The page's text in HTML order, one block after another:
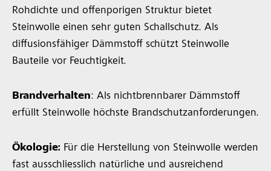
Rohdichte und offenporigen Struktur bietet
Steinwolle einen sehr guten Schallschutz. Als
diffusionsfähiger Dämmstoff schützt Steinwolle
Bauteile vor Feuchtigkeit.
Brandverhalten: Als nichtbrennbarer Dämmstoff
erfüllt Steinwolle höchste Brandschutzanforderungen.
Ökologie: Für die Herstellung von Steinwolle werden
fast ausschliesslich natürliche und ausreichend